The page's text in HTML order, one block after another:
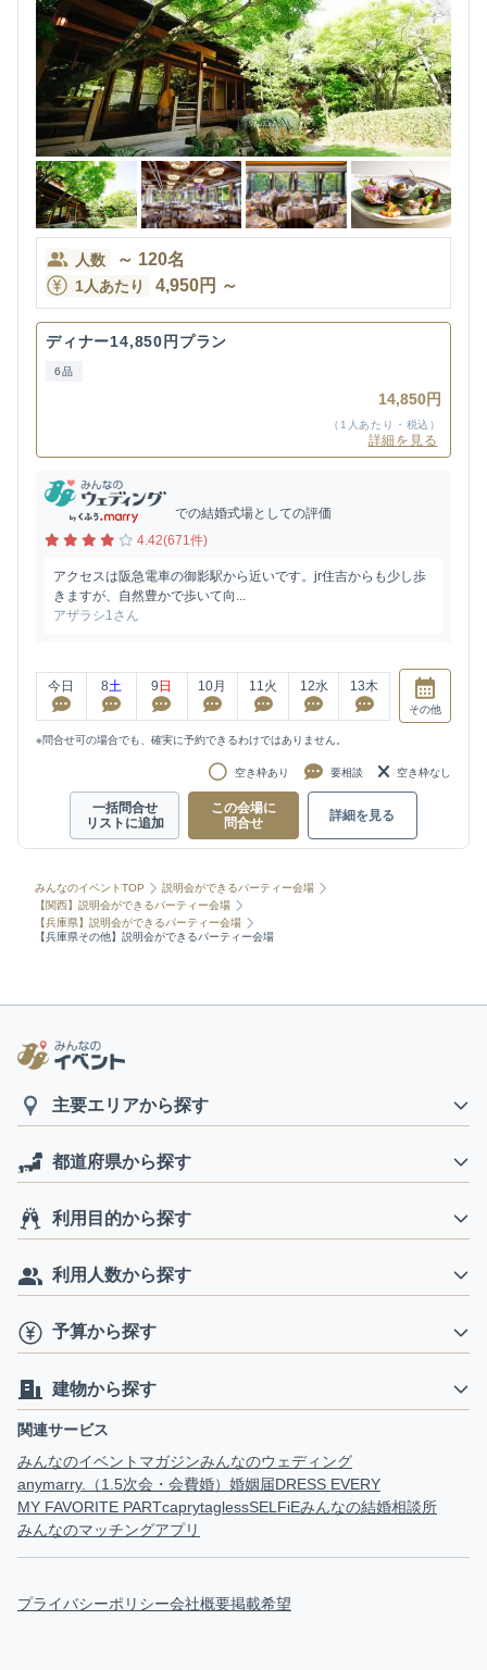
人数 ～ 120名
1人あたり 4,950円 ～
ディナー14,850円プラン
6品
14,850円
（1人あたり・税込）
詳細を見る
での結婚式場としての評価
4.42(671件)
アクセスは阪急電車の御影駅から近いです。jr住吉からも少し歩
きますが、自然豊かで歩いて向...
アザラシ1さん
今日 8土 9 日 10月 11 火 12水 13木
その他
※問合せ可の場合でも、確実に予約できるわけではありません。
空き枠あり 要相談 空き枠なし
一括問合せ
リストに追加
この会場に
問合せ
詳細を見る
みんなのイベントTOP
説明会ができるパーティー会場
【関西】説明会ができるパーティー会場
【兵庫県】説明会ができるパーティー会場
【兵庫県その他】説明会ができるパーティー会場
主要エリアから探す
都道府県から探す
利用目的から探す
利用人数から探す
予算から探す
建物から探す
関連サービス
みんなのイベントマガジンみんなのウェディング
anymarry.（1.5次会・会費婚） 婚姻届DRESS EVERY
MY FAVORITE PARTcaprytaglessSELFiEみんなの結婚相談所
みんなのマッチングアプリ
プライバシーポリシー会社概要掲載希望